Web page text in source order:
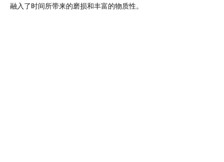
融入了时间所带来的磨损和丰富的物质性。